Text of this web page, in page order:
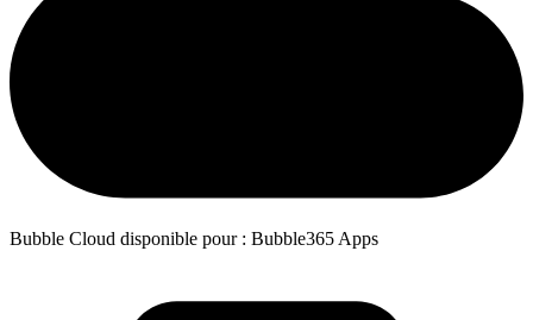
Bubble Cloud disponible pour : Bubble365 Apps